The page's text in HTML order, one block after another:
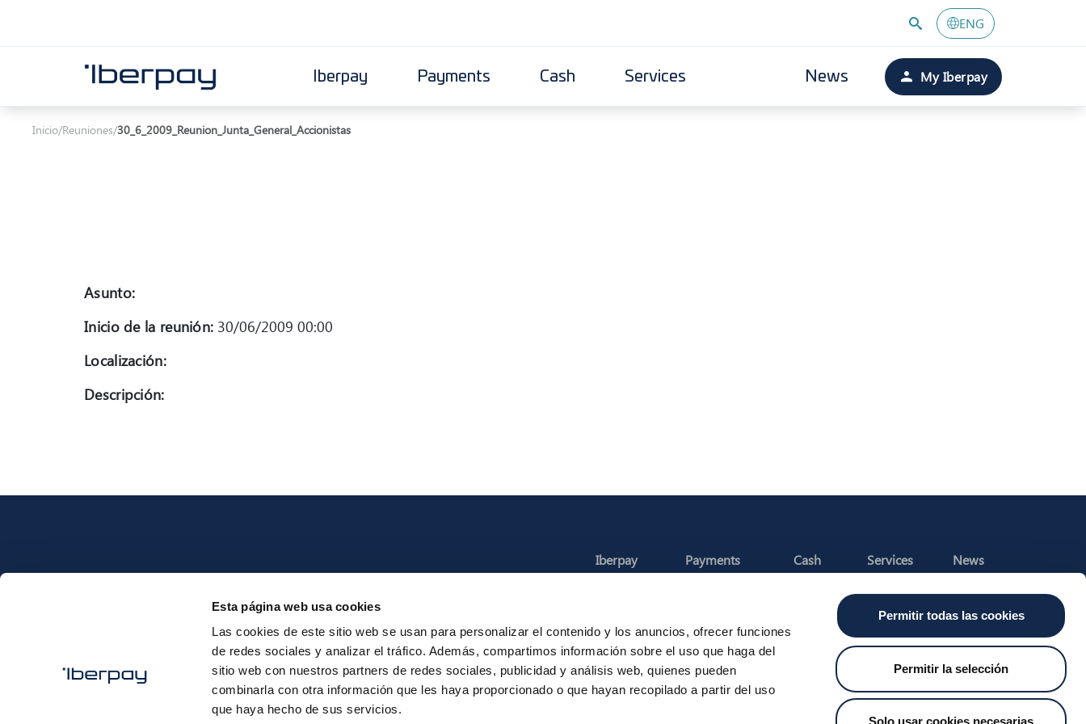
Esta página web usa cookies
Las cookies de este sitio web se usan para personalizar el contenido y los anuncios, ofrecer funciones
de redes sociales y analizar el tráfico. Además, compartimos información sobre el uso que haga del
sitio web con nuestros partners de redes sociales, publicidad y análisis web, quienes pueden
combinarla con otra información que les haya proporcionado o que hayan recopilado a partir del uso
que haya hecho de sus servicios.
Permitir todas las cookies
Permitir la selección
Solo usar cookies necesarias
ENG
Iberpay
Iberpay Payments Cash Services News My Iberpay
Inicio/Reuniones/30_6_2009_Reunion_Junta_General_Accionistas
Asunto:
Inicio de la reunión: 30/06/2009 00:00
Localización:
Descripción:
Iberpay Payments
RTP
Cash Services
Payguard
Account Switching
News
Legal Notice Privacy Security Contact Us Job Vacancies Whistleblower Channel MyCase